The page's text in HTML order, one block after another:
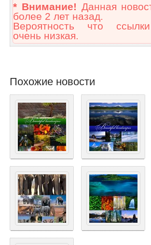
* Внимание! Данная
более 2 лет назад.
Вероятность что
очень низкая.
Похожие новости